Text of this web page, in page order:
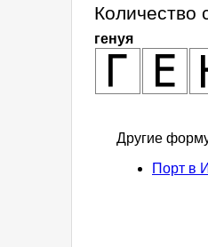
Количество
генуя
Другие
Порт в